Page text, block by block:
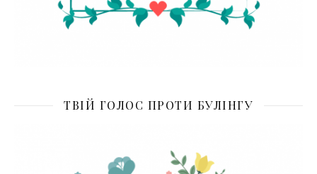
ТВІЙ ГОЛОС ПРОТИ БУЛІНГУ